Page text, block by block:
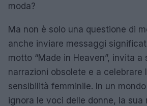
moda?
Ma non è solo una questione di
anche inviare messaggi
motto “Made in Heaven”, invita a
narrazioni obsolete e a celebrare
sensibilità femminile. In un
ignora le voci delle donne, la sua